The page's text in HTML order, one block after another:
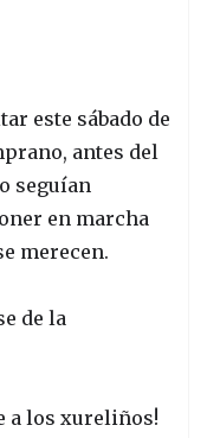
este sábado de
antes del
seguían
en marcha
merecen.
de la
a los xureliños!